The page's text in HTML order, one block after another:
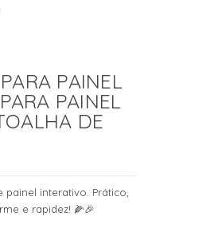
PAINEL
PAINEL
DE
interativo. Prático,
e rapidez! 🌽🎉